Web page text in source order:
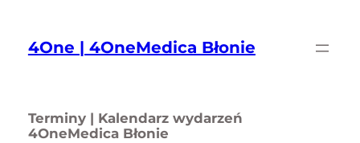
treści4One | 4OneMedica Błonie
Terminy | Kalendarz wydarzeń
4OneMedica Błonie